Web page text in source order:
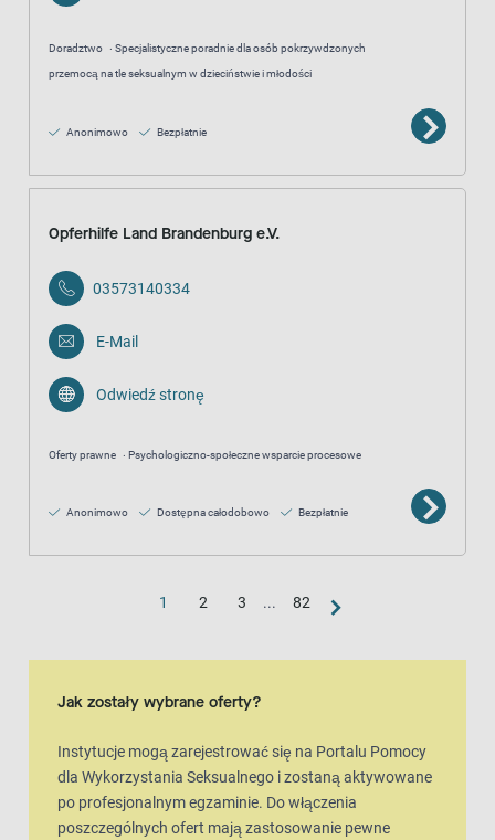
Doradztwo
Specjalistyczne poradnie dla osób pokrzywdzonych
przemocą na tle seksualnym w dzieciństwie i młodości
Anonimowo Bezpłatnie
Opferhilfe Land Brandenburg e.V.
03573140334
E-Mail
Odwiedź stronę
Oferty prawne Psychologiczno-społeczne wsparcie procesowe
Anonimowo Dostępna całodobowo Bezpłatnie
1 2 3 ... 82
Jak zostały wybrane oferty?
Instytucje mogą zarejestrować się na Portalu Pomocy
dla Wykorzystania Seksualnego i zostaną aktywowane
po profesjonalnym egzaminie. Do włączenia
poszczególnych ofert mają zastosowanie pewne